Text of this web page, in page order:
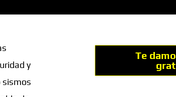
y
sismos
Te